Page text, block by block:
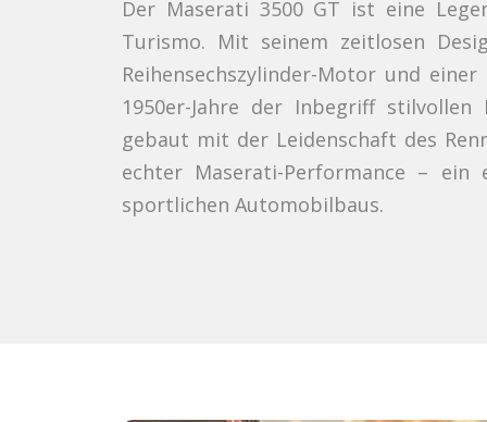
Der Maserati 3500 GT ist eine
Turismo. Mit seinem zeitlosen
Reihensechszylinder-Motor und
1950er-Jahre der Inbegriff
gebaut mit der Leidenschaft des
echter Maserati-Performance –
sportlichen Automobilbaus.